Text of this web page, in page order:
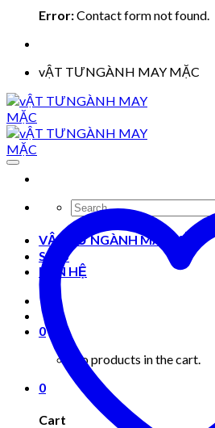
Error:Contact form not found.
vẬT TƯNGÀNH MAY MẶC
Search
for:
VẬT TƯ NGÀNH MAY MẶC
Shop
LIÊN HỆ
0
No products in the cart.
0
Cart